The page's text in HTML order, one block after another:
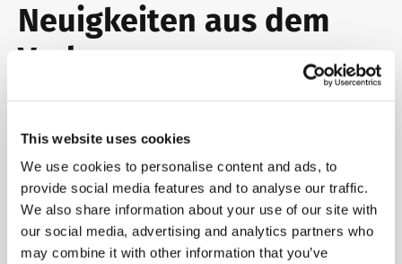
This website uses cookies
We use cookies to personalise content and ads, to
provide social media features and to analyse our traffic.
We also share information about your use of our site with
our social media, advertising and analytics partners who
may combine it with other information that you’ve
Neuigkeiten aus dem
Verlag
Einfach besser! 100 Deutsch für Berufssprachkurse
B1/B2 Digitaler Unterrichtsbegleiter Gruppenlizenz
Der digitale Unterrichtsbegleiter für das
Brückenelement B1/B2 bietet 100 interaktive
Unterrichtseinheiten mit realistischen beruflichen